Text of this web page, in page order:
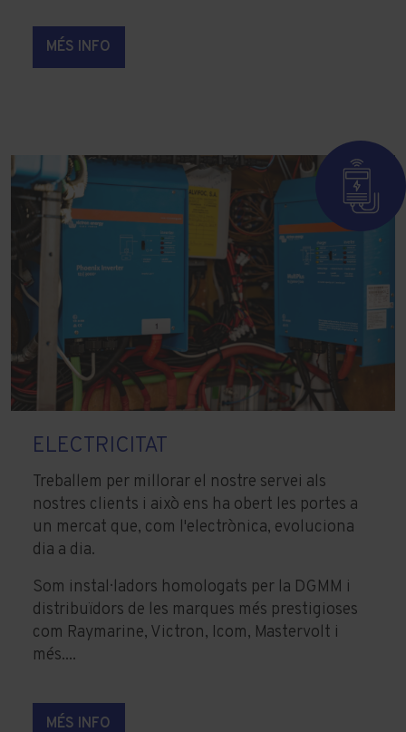
MÉS INFO
ELECTRICITAT
Treballem per millorar el nostre servei als
nostres clients i això ens ha obert les portes a
un mercat que, com l'electrònica, evoluciona
dia a dia.
Som instal·ladors homologats per la DGMM i
distribuïdors de les marques més prestigioses
com Raymarine, Victron, Icom, Mastervolt i
més....
MÉS INFO